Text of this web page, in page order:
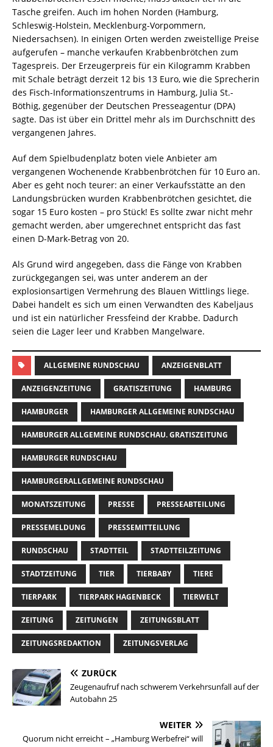
Tasche greifen. Auch im hohen Norden (Hamburg,
Schleswig-Holstein, Mecklenburg-Vorpommern,
Niedersachsen). In einigen Orten werden zweistellige Preise
aufgerufen – manche verkaufen Krabbenbrötchen zum
Tagespreis. Der Erzeugerpreis für ein Kilogramm Krabben
mit Schale beträgt derzeit 12 bis 13 Euro, wie die Sprecherin
des Fisch-Informationszentrums in Hamburg, Julia St.-
Böthig, gegenüber der Deutschen Presseagentur (DPA)
sagte. Das ist über ein Drittel mehr als im Durchschnitt des
vergangenen Jahres.
Auf dem Spielbudenplatz boten viele Anbieter am
vergangenen Wochenende Krabbenbrötchen für 10 Euro an.
Aber es geht noch teurer: an einer Verkaufsstätte an den
Landungsbrücken wurden Krabbenbrötchen gesichtet, die
sogar 15 Euro kosten – pro Stück! Es sollte zwar nicht mehr
gemacht werden, aber umgerechnet entspricht das fast
einen D-Mark-Betrag von 20.
Als Grund wird angegeben, dass die Fänge von Krabben
zurückgegangen sei, was unter anderem an der
explosionsartigen Vermehrung des Blauen Wittlings liege.
Dabei handelt es sich um einen Verwandten des Kabeljaus
und ist ein natürlicher Fressfeind der Krabbe. Dadurch
seien die Lager leer und Krabben Mangelware.
ALLGEMEINE RUNDSCHAU ANZEIGENBLATT
ANZEIGENZEITUNG GRATISZEITUNG HAMBURG
HAMBURGER HAMBURGER ALLGEMEINE RUNDSCHAU
HAMBURGER ALLGEMEINE RUNDSCHAU. GRATISZEITUNG
HAMBURGER RUNDSCHAU
HAMBURGERALLGEMEINE RUNDSCHAU
MONATSZEITUNG PRESSE PRESSEABTEILUNG
PRESSEMELDUNG PRESSEMITTEILUNG
RUNDSCHAU STADTTEIL STADTTEILZEITUNG
STADTZEITUNG TIER TIERBABY TIERE
TIERPARK TIERPARK HAGENBECK TIERWELT
ZEITUNG ZEITUNGEN ZEITUNGSBLATT
ZEITUNGSREDAKTION ZEITUNGSVERLAG
ZURÜCK
Zeugenaufruf nach schwerem Verkehrsunfall auf der
Autobahn 25
WEITER
Quorum nicht erreicht – „Hamburg Werbefrei“ will